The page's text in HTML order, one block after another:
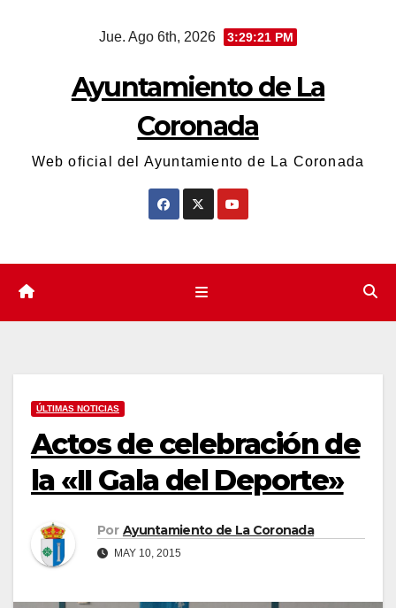
Jue. Ago 6th, 2026 3:29:22 PM
Ayuntamiento de La
Coronada
Web oficial del Ayuntamiento de La Coronada
ÚLTIMAS NOTICIAS
Actos de celebración de
la «II Gala del Deporte»
Por Ayuntamiento de La Coronada
MAY 10, 2015